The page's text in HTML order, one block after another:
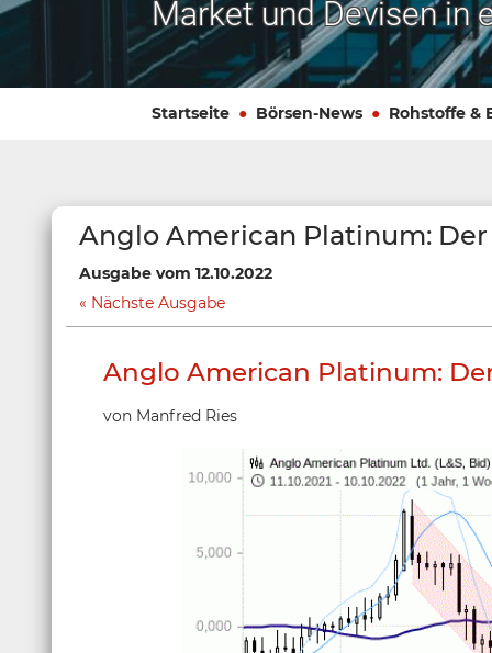
Market und Devisen in
Startseite Börsen-News Rohstoffe &
Anglo American Platinum:
Ausgabe vom 12.10.2022
Nächste Ausgabe
Anglo American Platinum:
von Manfred Ries